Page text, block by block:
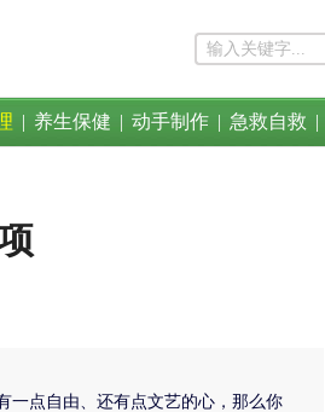
| 养生保健 | 动手制作 | 急救自救 |
一点自由、还有点文艺的心，那么你